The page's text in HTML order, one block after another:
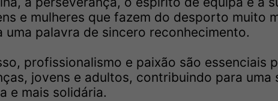
e mulheres que fazem do desporto muito
palavra de sincero reconhecimento.
profissionalismo e paixão são essenciais
jovens e adultos, contribuindo para uma
e mais solidária.